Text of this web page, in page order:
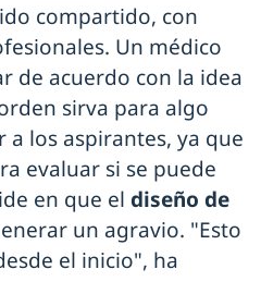
compartido, con
Un médico
de acuerdo con la idea
sirva para algo
los aspirantes, ya que
evaluar si se puede
en que el diseño de
un agravio. "Esto
el inicio", ha